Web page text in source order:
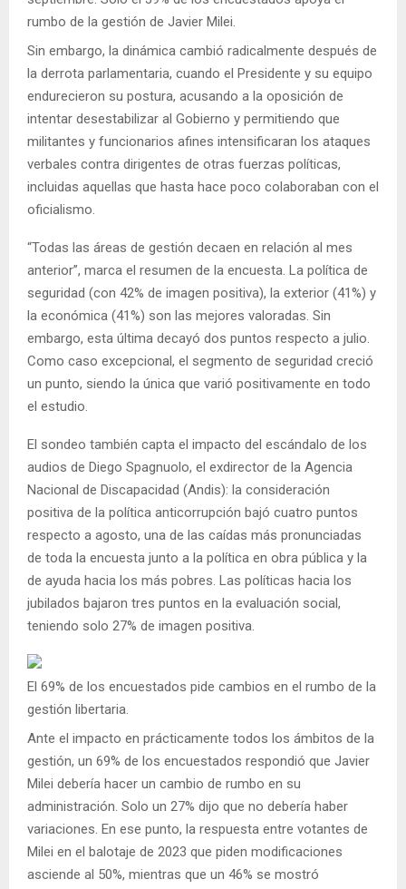
rumbo de la gestión de Javier Milei.
Sin embargo, la dinámica cambió radicalmente después de
la derrota parlamentaria, cuando el Presidente y su equipo
endurecieron su postura, acusando a la oposición de
intentar desestabilizar al Gobierno y permitiendo que
militantes y funcionarios afines intensificaran los ataques
verbales contra dirigentes de otras fuerzas políticas,
incluidas aquellas que hasta hace poco colaboraban con el
oficialismo.
“Todas las áreas de gestión decaen en relación al mes
anterior”, marca el resumen de la encuesta. La política de
seguridad (con 42% de imagen positiva), la exterior (41%) y
la económica (41%) son las mejores valoradas. Sin
embargo, esta última decayó dos puntos respecto a julio.
Como caso excepcional, el segmento de seguridad creció
un punto, siendo la única que varió positivamente en todo
el estudio.
El sondeo también capta el impacto del escándalo de los
audios de Diego Spagnuolo, el exdirector de la Agencia
Nacional de Discapacidad (Andis): la consideración
positiva de la política anticorrupción bajó cuatro puntos
respecto a agosto, una de las caídas más pronunciadas
de toda la encuesta junto a la política en obra pública y la
de ayuda hacia los más pobres. Las políticas hacia los
jubilados bajaron tres puntos en la evaluación social,
teniendo solo 27% de imagen positiva.
El 69% de los encuestados pide cambios en el rumbo de la
gestión libertaria.
Ante el impacto en prácticamente todos los ámbitos de la
gestión, un 69% de los encuestados respondió que Javier
Milei debería hacer un cambio de rumbo en su
administración. Solo un 27% dijo que no debería haber
variaciones. En ese punto, la respuesta entre votantes de
Milei en el balotaje de 2023 que piden modificaciones
asciende al 50%, mientras que un 46% se mostró